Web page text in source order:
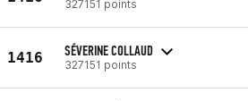
327151 points
1416 SÉVERINE COLLAUD
327151 points